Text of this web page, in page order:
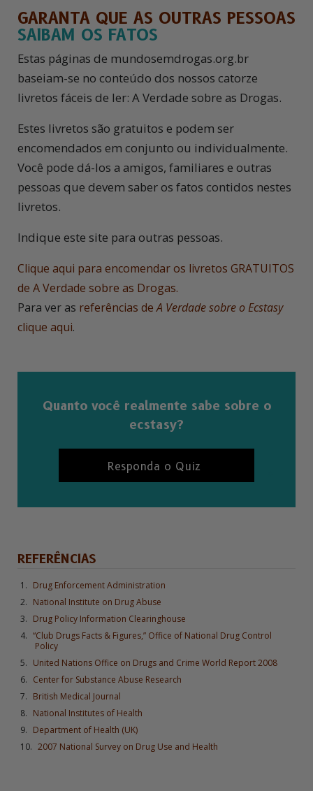
GARANTA QUE AS OUTRAS PESSOAS
SAIBAM OS FATOS
Estas páginas de mundosemdrogas.org.br
baseiam-se no conteúdo dos nossos catorze
livretos fáceis de ler: A Verdade sobre as Drogas.
Estes livretos são gratuitos e podem ser
encomendados em conjunto ou individualmente.
Você pode dá-los a amigos, familiares e outras
pessoas que devem saber os fatos contidos nestes
livretos.
Indique este site para outras pessoas.
Clique aqui para encomendar os livretos GRATUITOS
de A Verdade sobre as Drogas.
Para ver as referências deA Verdade sobre o Ecstasy
clique aqui.
Quanto você realmente sabe sobre o
ecstasy?
Responda o Quiz
REFERÊNCIAS
Drug Enforcement Administration
National Institute on Drug Abuse
Drug Policy Information Clearinghouse
“Club Drugs Facts & Figures,” Office of National Drug Control
Policy
United Nations Office on Drugs and Crime World Report 2008
Center for Substance Abuse Research
British Medical Journal
National Institutes of Health
Department of Health (UK)
2007 National Survey on Drug Use and Health